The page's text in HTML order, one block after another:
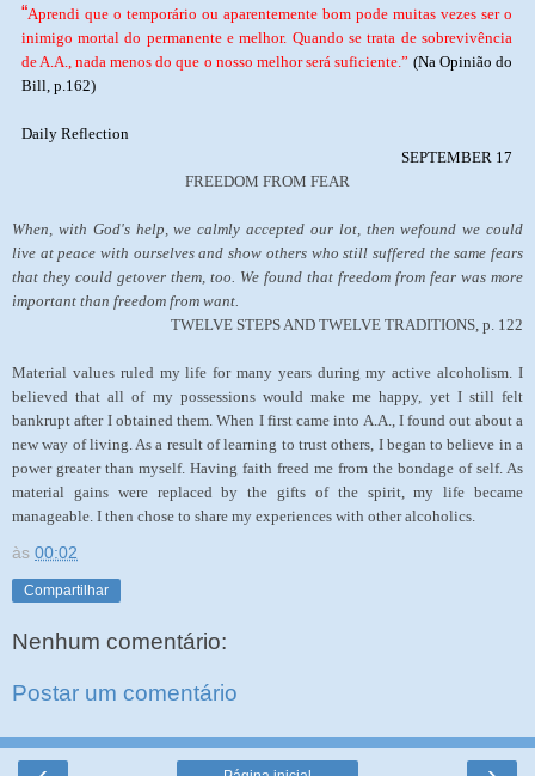
“Aprendi que o temporário ou aparentemente bom pode muitas vezes ser o
inimigo mortal do permanente e melhor. Quando se trata de sobrevivência
de A.A., nada menos do que o nosso melhor será suficiente.” (Na Opinião do
Bill, p.162)
Daily Reflection
SEPTEMBER 17
FREEDOM FROM FEAR
When, with God's help, we calmly accepted our lot, then wefound we could
live at peace with ourselves and show others who still suffered the same fears
that they could getover them, too. We found that freedom from fear was more
important than freedom from want.
TWELVE STEPS AND TWELVE TRADITIONS, p. 122
Material values ruled my life for many years during my active alcoholism. I
believed that all of my possessions would make me happy, yet I still felt
bankrupt after I obtained them. When I first came into A.A., I found out about a
new way of living. As a result of learning to trust others, I began to believe in a
power greater than myself. Having faith freed me from the bondage of self. As
material gains were replaced by the gifts of the spirit, my life became
manageable. I then chose to share my experiences with other alcoholics.
às 00:02
Compartilhar
Nenhum comentário:
Postar um comentário